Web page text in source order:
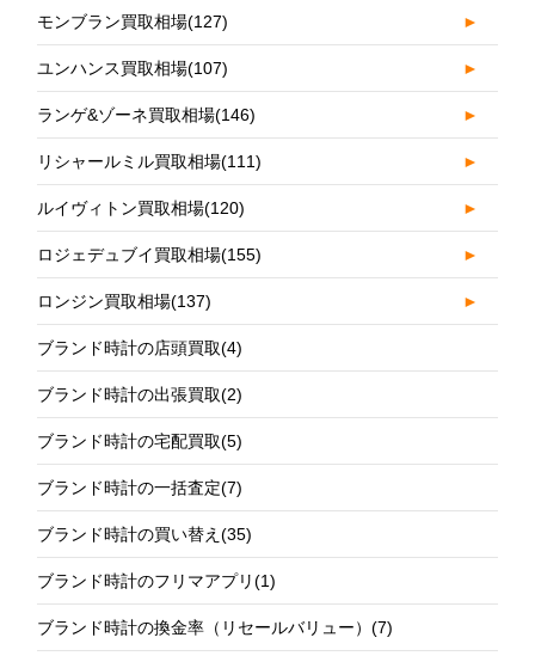
モンブラン買取相場(127) ►
ユンハンス買取相場(107) ►
ランゲ&ゾーネ買取相場(146) ►
リシャールミル買取相場(111) ►
ルイヴィトン買取相場(120) ►
ロジェデュブイ買取相場(155) ►
ロンジン買取相場(137) ►
ブランド時計の店頭買取(4)
ブランド時計の出張買取(2)
ブランド時計の宅配買取(5)
ブランド時計の一括査定(7)
ブランド時計の買い替え(35)
ブランド時計のフリマアプリ(1)
ブランド時計の換金率（リセールバリュー）(7)